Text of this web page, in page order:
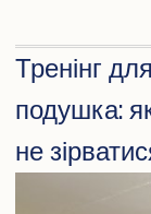
Співпраця з
України
Тренінг
подушка:
не